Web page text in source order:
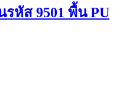
หัส 9501 พื้น PU